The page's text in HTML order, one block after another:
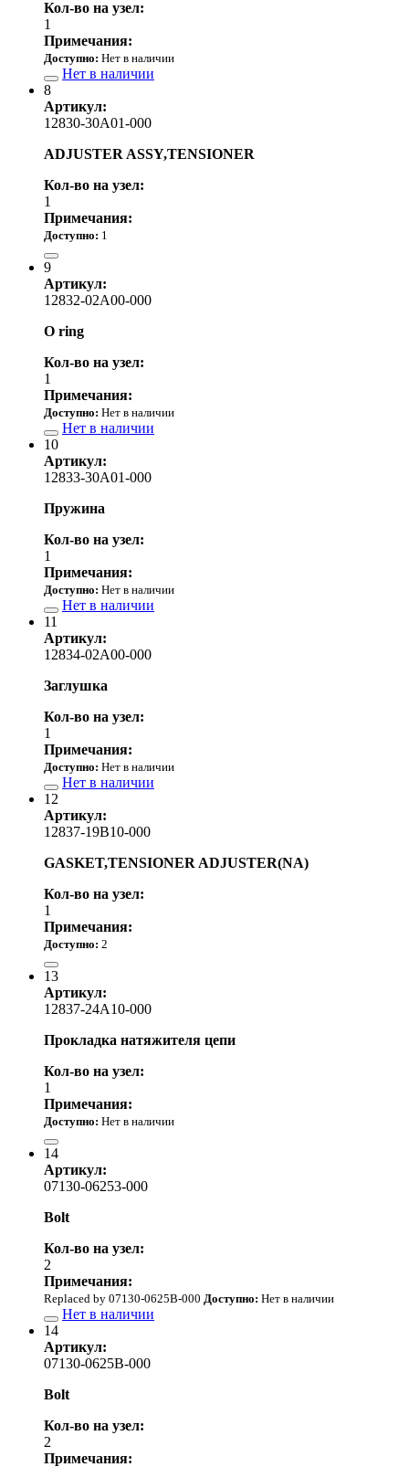
Кол-во на узел:
1
Примечания:
Доступно: Нет в наличии
Нет в наличии
8
Артикул:
12830-30A01-000
ADJUSTER ASSY,TENSIONER
Кол-во на узел:
1
Примечания:
Доступно: 1
9
Артикул:
12832-02A00-000
O ring
Кол-во на узел:
1
Примечания:
Доступно: Нет в наличии
Нет в наличии
10
Артикул:
12833-30A01-000
Пружина
Кол-во на узел:
1
Примечания:
Доступно: Нет в наличии
Нет в наличии
11
Артикул:
12834-02A00-000
Заглушка
Кол-во на узел:
1
Примечания:
Доступно: Нет в наличии
Нет в наличии
12
Артикул:
12837-19B10-000
GASKET,TENSIONER ADJUSTER(NA)
Кол-во на узел:
1
Примечания:
Доступно: 2
13
Артикул:
12837-24A10-000
Прокладка натяжителя цепи
Кол-во на узел:
1
Примечания:
Доступно: Нет в наличии
14
Артикул:
07130-06253-000
Bolt
Кол-во на узел:
2
Примечания:
Replaced by 07130-0625B-000 Доступно: Нет в наличии
Нет в наличии
14
Артикул:
07130-0625B-000
Bolt
Кол-во на узел:
2
Примечания: